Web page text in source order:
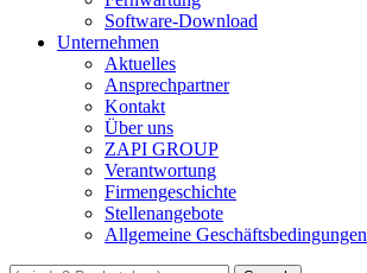
Software-Download
Unternehmen
Aktuelles
Ansprechpartner
Kontakt
Über uns
ZAPI GROUP
Verantwortung
Firmengeschichte
Stellenangebote
Allgemeine Geschäftsbedingungen